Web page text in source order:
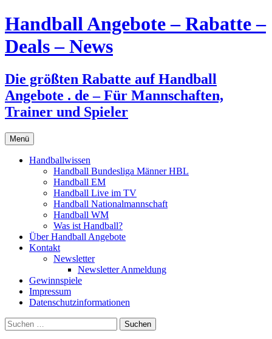
Handball Angebote – Rabatte –
Deals – News
Die größten Rabatte auf Handball
Angebote . de – Für Mannschaften,
Trainer und Spieler
Menü Zum
Inhalt
springen
Handballwissen
Handball Bundesliga Männer HBL
Handball EM
Handball Live im TV
Handball Nationalmannschaft
Handball WM
Was ist Handball?
Über Handball Angebote
Kontakt
Newsletter
Newsletter Anmeldung
Gewinnspiele
Impressum
Datenschutzinformationen
Suchen
nach: